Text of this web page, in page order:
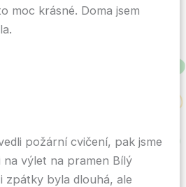
moc krásné. Doma jsem
odpočívala.
požární cvičení, pak jsme
na výlet na pramen Bílý
zpátky byla dlouhá, ale